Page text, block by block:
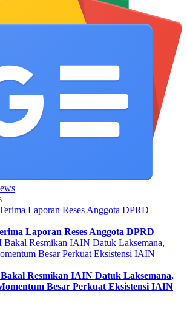
Laporan Reses Anggota DPRD
Resmikan IAIN Datuk Laksemana,
Besar Perkuat Eksistensi IAIN